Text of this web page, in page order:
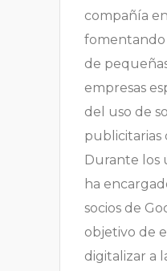
compañía
de
empresas
del uso de
publicitarias
Durante los
ha
socios de
objetivo de
digitalizar a